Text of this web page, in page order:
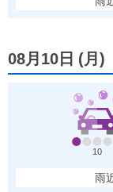
08月10日 (月 )
10
雨